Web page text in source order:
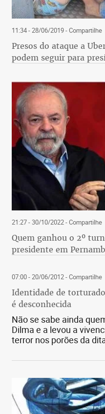
11:34 - 28/06/2019- Compartilhe
Presos do ataque a
podem seguir para
21:27 - 30/10/2022- Compartilhe
Quem ganhou o 2º
presidente em
07:00 - 20/06/2012- Compartilhe
Identidade de
é desconhecida
Não se sabe ainda
Dilma e a levou a
terror nos porões da